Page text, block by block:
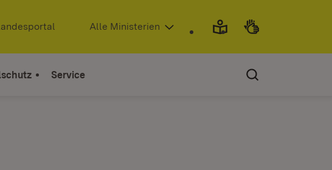
(Öffnet in neuem Fenster)
Alle Ministerien
Service